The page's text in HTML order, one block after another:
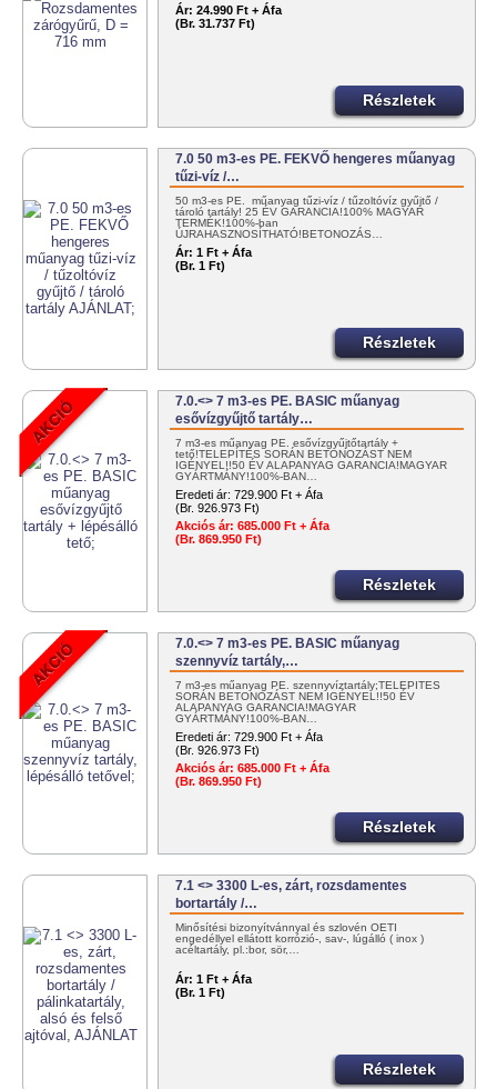
Ár: 24.990 Ft + Áfa
(Br. 31.737 Ft)
Részletek
7.0 50 m3-es PE. FEKVŐ hengeres műanyag
tűzi-víz /…
50 m3-es PE. műanyag tűzi-víz / tűzoltóvíz gyűjtő /
tároló tartály! 25 ÉV GARANCIA!100% MAGYAR
TERMÉK!100%-ban
ÚJRAHASZNOSÍTHATÓ!BETONOZÁS…
Ár: 1 Ft + Áfa
(Br. 1 Ft)
Részletek
7.0.<> 7 m3-es PE. BASIC műanyag
esővízgyűjtő tartály…
7 m3-es műanyag PE. esővízgyűjtőtartály +
tető!TELEPÍTÉS SORÁN BETONOZÁST NEM
IGÉNYEL!!50 ÉV ALAPANYAG GARANCIA!MAGYAR
GYÁRTMÁNY!100%-BAN…
Eredeti ár: 729.900 Ft + Áfa
(Br. 926.973 Ft)
Akciós ár: 685.000 Ft + Áfa
(Br. 869.950 Ft)
Részletek
7.0.<> 7 m3-es PE. BASIC műanyag
szennyvíz tartály,…
7 m3-es műanyag PE. szennyvíztartály;TELEPÍTÉS
SORÁN BETONOZÁST NEM IGÉNYEL!!50 ÉV
ALAPANYAG GARANCIA!MAGYAR
GYÁRTMÁNY!100%-BAN…
Eredeti ár: 729.900 Ft + Áfa
(Br. 926.973 Ft)
Akciós ár: 685.000 Ft + Áfa
(Br. 869.950 Ft)
Részletek
7.1 <> 3300 L-es, zárt, rozsdamentes
bortartály /…
Minősítési bizonyítvánnyal és szlovén OÉTI
engedéllyel ellátott korrózió-, sav-, lúgálló ( inox )
acéltartály, pl.:bor, sör,…
Ár: 1 Ft + Áfa
(Br. 1 Ft)
Részletek